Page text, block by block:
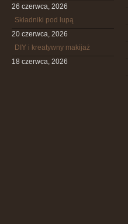
26 czerwca, 2026
Składniki pod lupą
20 czerwca, 2026
DIY i kreatywny makijaż
18 czerwca, 2026